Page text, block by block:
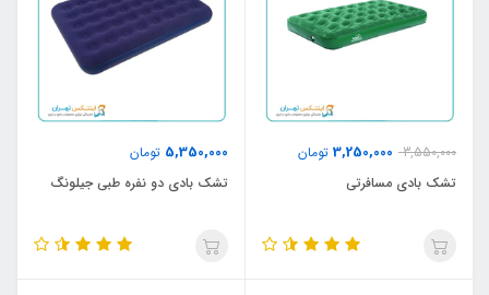
3,550,000
3,250,000 تومان
تشک بادی مسافرتی
5,350,000 تومان
تشک بادی دو نفره طبی جیلونگ